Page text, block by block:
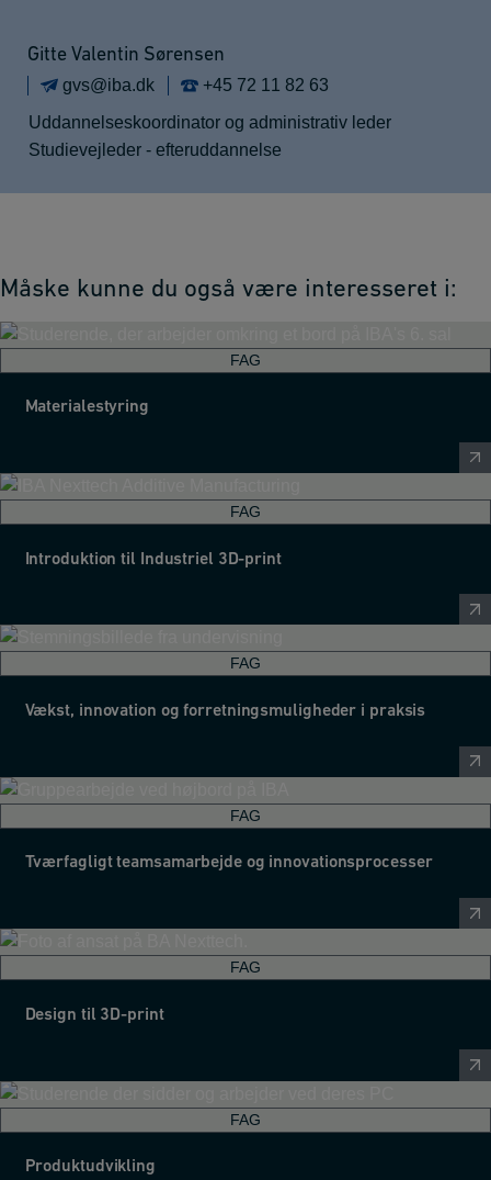
Gitte Valentin Sørensen
gvs@iba.dk
+45 72 11 82 63
Uddannelseskoordinator og administrativ leder
Studievejleder - efteruddannelse
Måske kunne du også være interesseret i:
FAG
Materialestyring
FAG
Introduktion til Industriel 3D-print
FAG
Vækst, innovation og forretningsmuligheder i praksis
FAG
Tværfagligt teamsamarbejde og innovationsprocesser
FAG
Design til 3D-print
FAG
Produktudvikling